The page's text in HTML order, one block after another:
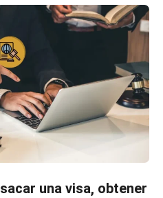
sacar una visa, obtener